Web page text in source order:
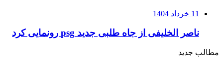
11 خرداد 1404
ناصر الخلیفی از جاه طلبی جدید psg رونمایی کرد
مطالب جدید